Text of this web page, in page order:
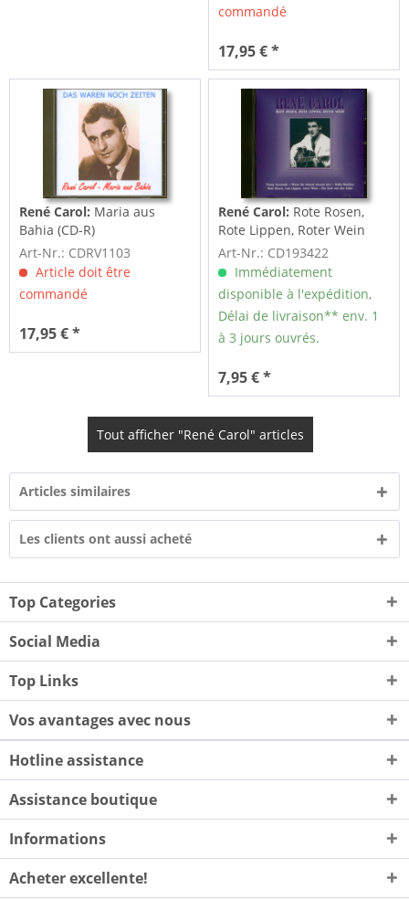
commandé
17,95 € *
René Carol: Maria aus
Bahia (CD-R)
Art-Nr.: CDRV1103
Article doit être
commandé
17,95 € *
René Carol: Rote Rosen,
Rote Lippen, Roter Wein
(CD)
Art-Nr.: CD193422
Immédiatement
disponible à l'expédition,
Délai de livraison** env. 1
à 3 jours ouvrés.
7,95 € *
Tout afficher "René Carol" articles
Articles similaires
Les clients ont aussi acheté
Top Categories
Social Media
Top Links
Vos avantages avec nous
Hotline assistance
Assistance boutique
Informations
Acheter excellente!